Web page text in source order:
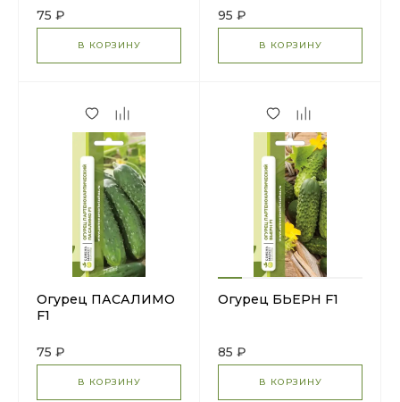
75 ₽
В КОРЗИНУ
95 ₽
В КОРЗИНУ
Огурец ПАСАЛИМО
F1
75 ₽
В КОРЗИНУ
Огурец БЬЕРН F1
85 ₽
В КОРЗИНУ